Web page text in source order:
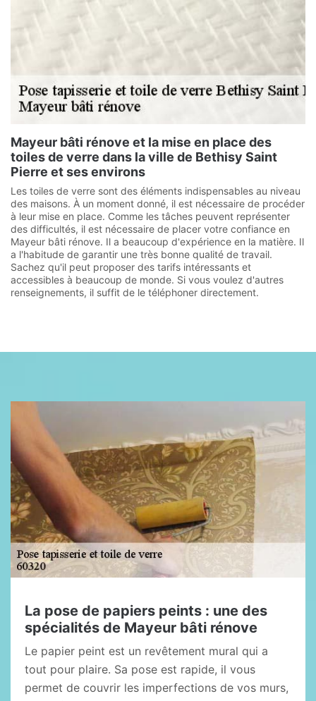
Mayeur bâti rénove et la mise en place des
toiles de verre dans la ville de Bethisy Saint
Pierre et ses environs
Les toiles de verre sont des éléments indispensables au niveau
des maisons. À un moment donné, il est nécessaire de procéder
à leur mise en place. Comme les tâches peuvent représenter
des difficultés, il est nécessaire de placer votre confiance en
Mayeur bâti rénove. Il a beaucoup d'expérience en la matière. Il
a l'habitude de garantir une très bonne qualité de travail.
Sachez qu'il peut proposer des tarifs intéressants et
accessibles à beaucoup de monde. Si vous voulez d'autres
renseignements, il suffit de le téléphoner directement.
La pose de papiers peints : une des
spécialités de Mayeur bâti rénove
Le papier peint est un revêtement mural qui a
tout pour plaire. Sa pose est rapide, il vous
permet de couvrir les imperfections de vos murs,